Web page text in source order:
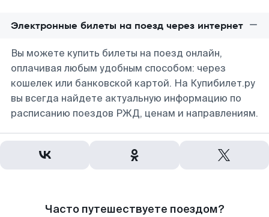
Электронные билеты на поезд через интернет
Вы можете купить билеты на поезд онлайн,
оплачивая любым удобным способом: через
кошелек или банковской картой. На Купибилет.ру
вы всегда найдете актуальную информацию по
расписанию поездов РЖД, ценам и направлениям.
Часто путешествуете поездом?